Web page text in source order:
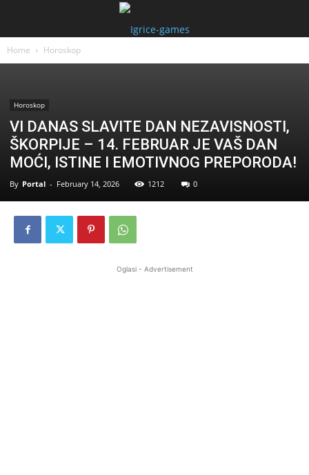
Home Horoskop
Horoskop
VI DANAS SLAVITE DAN NEZAVISNOSTI,
ŠKORPIJE – 14. FEBRUAR JE VAŠ DAN
MOĆI, ISTINE I EMOTIVNOG PREPORODA!
By Portal - February 14, 2026 1212 0
Oglasi - Advertisement